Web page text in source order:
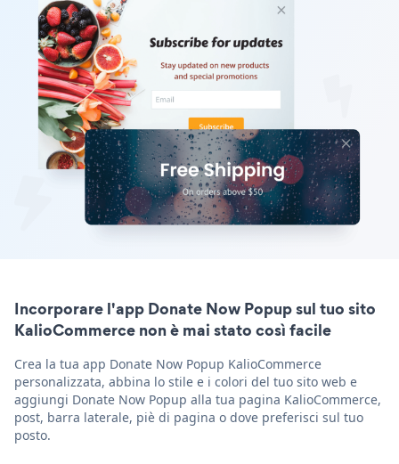
Incorporare l'app Donate Now Popup sul tuo sito
KalioCommerce non è mai stato così facile
Crea la tua app Donate Now Popup KalioCommerce
personalizzata, abbina lo stile e i colori del tuo sito web e
aggiungi Donate Now Popup alla tua pagina KalioCommerce,
post, barra laterale, piè di pagina o dove preferisci sul tuo
posto.